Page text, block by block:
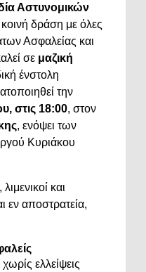
Αστυνομικών
δράση με όλες
Ασφαλείας και
σε μαζική
ένστολη
την
στις 18:00, στον
, ενόψει των
Κυριάκου
και
εν αποστρατεία,
χωρίς ελλείψεις